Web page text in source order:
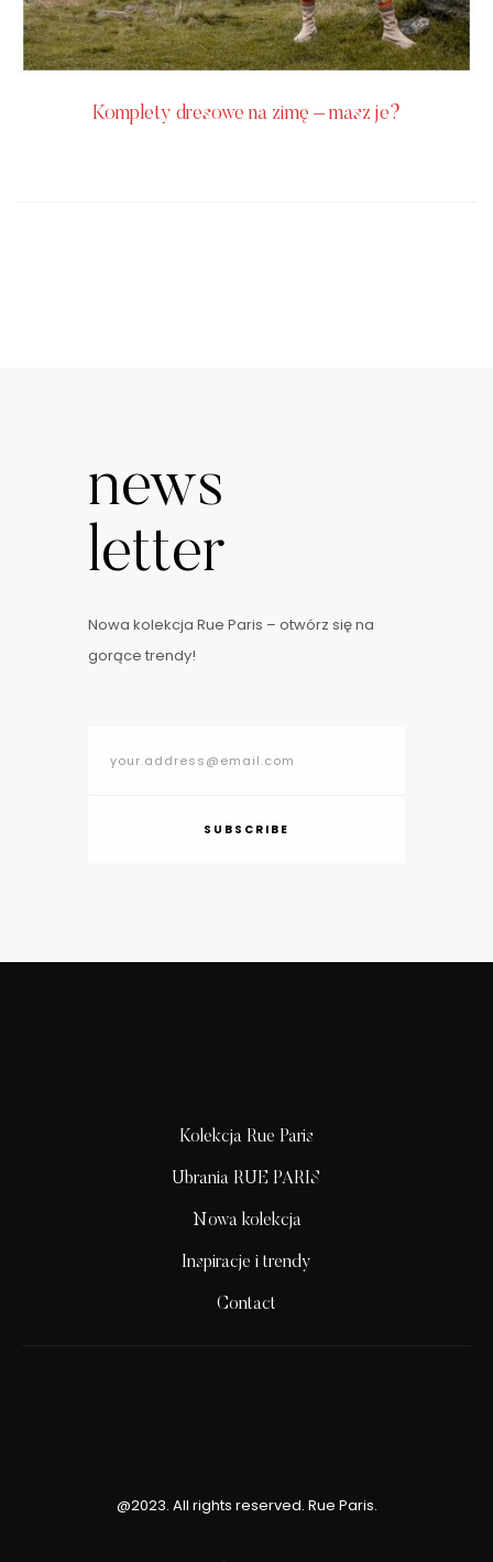
Komplety dresowe na zimę – masz je?
news
letter
Nowa kolekcja Rue Paris – otwórz się na
gorące trendy!
SUBSCRIBE
Kolekcja Rue Paris
Ubrania RUE PARIS
Nowa kolekcja
Inspiracje i trendy
Contact
@2023. All rights reserved. Rue Paris.